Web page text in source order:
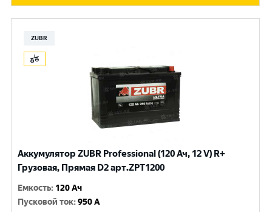
ZUBR
Аккумулятор ZUBR Professional (120 Ач, 12 V) R+
Грузовая, Прямая D2 арт.ZPT1200
Емкость: 120 Ач
Пусковой ток:950 A